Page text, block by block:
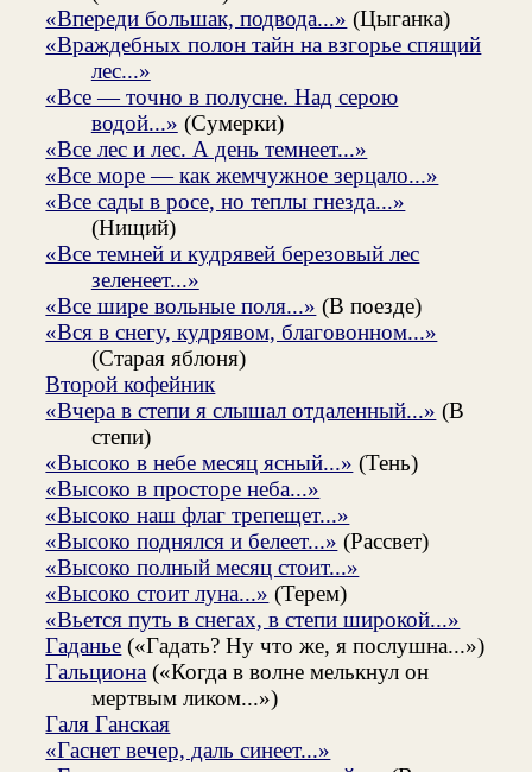
«Впереди большак, подвода...» (Цыганка)
«Враждебных полон тайн на взгорье спящий
лес...»
«Все — точно в полусне. Над серою
водой...» (Сумерки)
«Все лес и лес. А день темнеет...»
«Все море — как жемчужное зерцало...»
«Все сады в росе, но теплы гнезда...»
(Нищий)
«Все темней и кудрявей березовый лес
зеленеет...»
«Все шире вольные поля...» (В поезде)
«Вся в снегу, кудрявом, благовонном...»
(Старая яблоня)
Второй кофейник
«Вчера в степи я слышал отдаленный...» (В
степи)
«Высоко в небе месяц ясный...» (Тень)
«Высоко в просторе неба...»
«Высоко наш флаг трепещет...»
«Высоко поднялся и белеет...» (Рассвет)
«Высоко полный месяц стоит...»
«Высоко стоит луна...» (Терем)
«Вьется путь в снегах, в степи широкой...»
Гаданье («Гадать? Ну что же, я послушна...»)
Гальциона («Когда в волне мелькнул он
мертвым ликом...»)
Галя Ганская
«Гаснет вечер, даль синеет...»